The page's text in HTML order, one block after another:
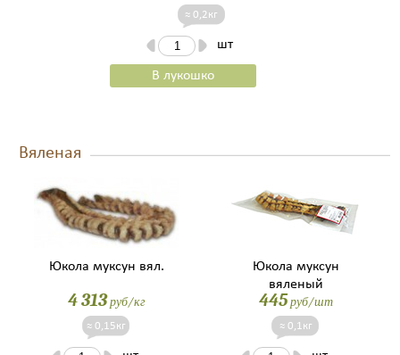
≈ 0,2кг
шт
В лукошко
Вяленая
Юкола муксун вял.
4 313руб/кг
≈ 0,15кг
Юкола муксун
вяленый
445руб/шт
≈ 0,1кг